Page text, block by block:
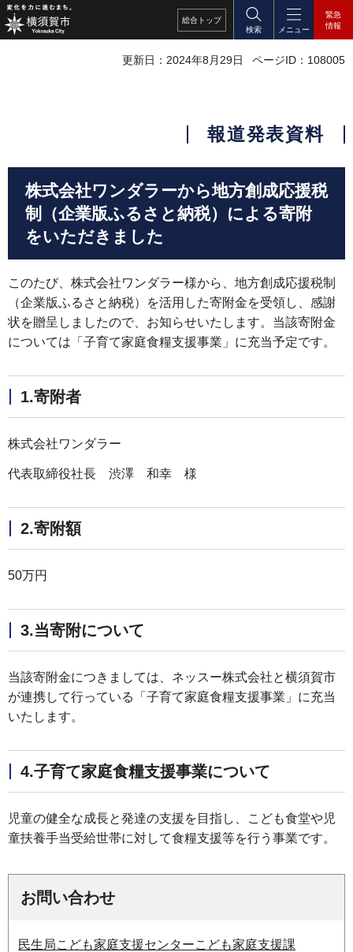
総合 トップ
検索
メニュー
緊急
情報
更新日：2024年8月29日 ページID：108005
報道発表資料
株式会社ワンダラーから地方創成応援税
制（企業版ふるさと納税）による寄附
をいただきました
このたび、株式会社ワンダラー様から、地方創成応援税制
（企業版ふるさと納税）を活用した寄附金を受領し、感謝
状を贈呈しましたので、お知らせいたします。当該寄附金
については「子育て家庭食糧支援事業」に充当予定です。
1.寄附者
株式会社ワンダラー
代表取締役社長 渋澤 和幸 様
2.寄附額
50万円
3.当寄附について
当該寄附金につきましては、ネッスー株式会社と横須賀市
が連携して行っている「子育て家庭食糧支援事業」に充当
いたします。
4.子育て家庭食糧支援事業について
児童の健全な成長と発達の支援を目指し、こども食堂や児
童扶養手当受給世帯に対して食糧支援等を行う事業です。
お問い合わせ
民生局こども家庭支援センターこども家庭支援課